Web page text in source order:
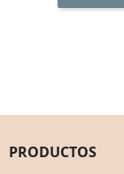
PRODUCTOS